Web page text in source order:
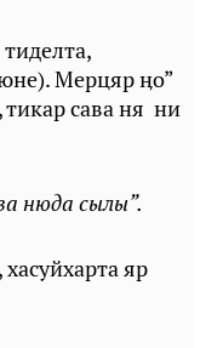
Мерцяр ӊо”
тикар сава ня ни
нюда сылы”.
яр